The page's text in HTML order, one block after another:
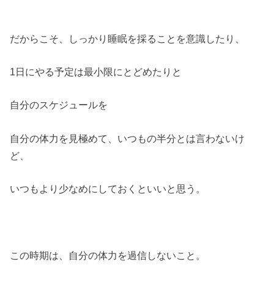
だからこそ、しっかり睡眠を採ることを意識したり、
1日にやる予定は最小限にとどめたりと
自分のスケジュールを
自分の体力を見極めて、いつもの半分とは言わないけ
ど、
いつもより少なめにしておくといいと思う。
この時期は、自分の体力を過信しないこと。